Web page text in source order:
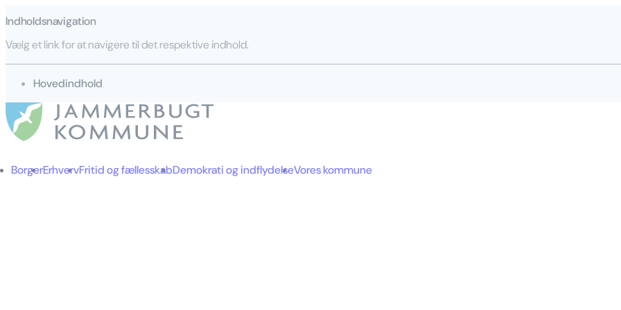
Indholdsnavigation
Vælg et link for at navigere til det respektive indhold.
gå til
Hovedindhold
BorgerErhvervFritid og fællesskabDemokrati og indflydelseVores kommune